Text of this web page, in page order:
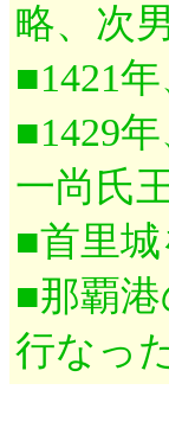
略、次
■1421年
■1429
一尚氏
■首里
■那覇
行なっ